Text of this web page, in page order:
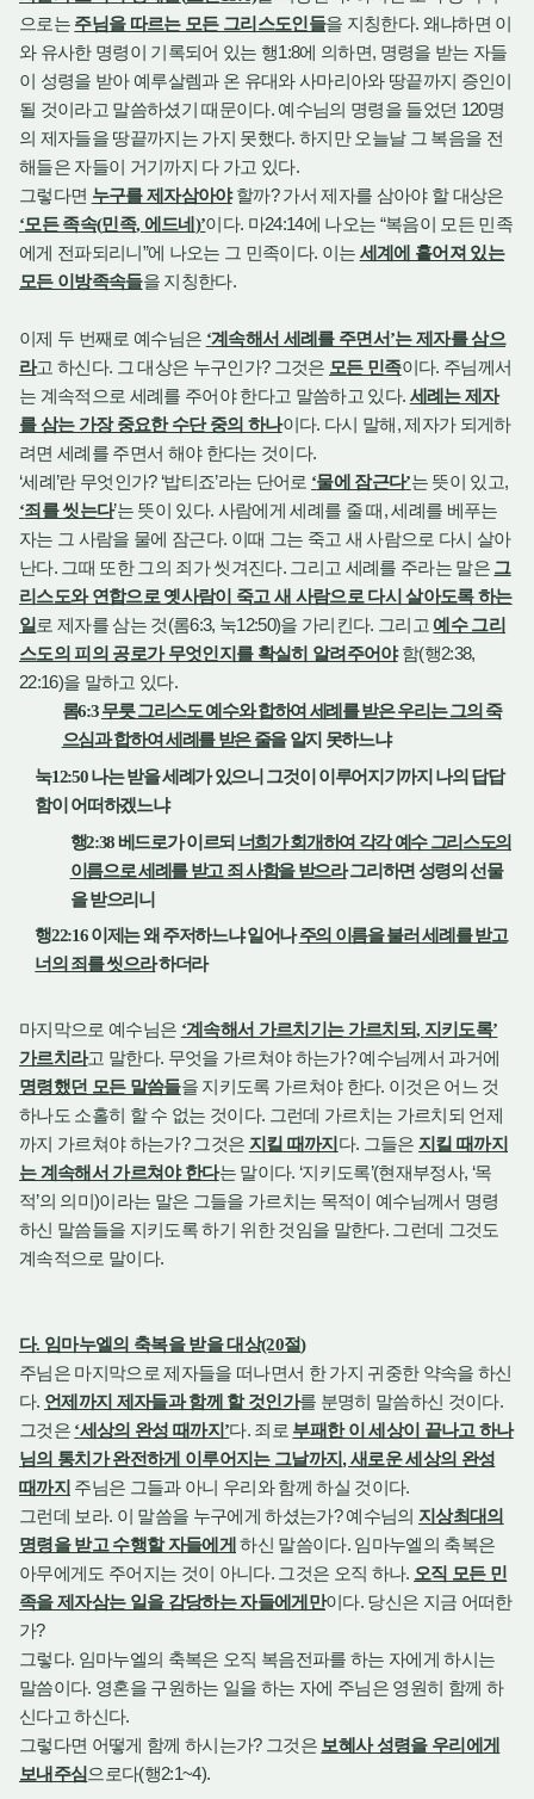
으로는 주님을 따르는 모든 그리스도인들을 지칭한다. 왜냐하면 이
와 유사한 명령이 기록되어 있는 행1:8에 의하면, 명령을 받는 자들
이 성령을 받아 예루살렘과 온 유대와 사마리아와 땅끝까지 증인이
될 것이라고 말씀하셨기 때문이다. 예수님의 명령을 들었던 120명
의 제자들을 땅끝까지는 가지 못했다.하지만 오늘날 그 복음을 전
해들은 자들이 거기까지 다 가고 있다.
그렇다면 누구를 제자삼아야 할까?가서 제자를 삼아야 할 대상은
‘모든 족속(민족, 에드네 )’이다. 마24:14에 나오는 “복음이 모든 민족
에게 전파되리니 ”에 나오는 그 민족이다. 이는 세계에 흩어져 있는
모든 이방족속들을 지칭한다.
이제 두 번째로 예수님은 ‘계속해서 세례를 주면서’는 제자를 삼으
라고 하신다. 그 대상은 누구인가? 그것은 모든 민족이다. 주님께서
는 계속적으로 세례를 주어야 한다고 말씀하고 있다. 세례는 제자
를 삼는 가장 중요한 수단 중의 하나이다. 다시 말해 ,제자가 되게하
려면 세례를 주면서 해야 한다는 것이다.
‘세례 ’란 무엇인가? ‘밥티죠’라는 단어로 ‘물에 잠근다’는 뜻이 있고,
‘죄를 씻는다’는 뜻이 있다. 사람에게 세례를 줄 때 ,세례를 베푸는
자는 그 사람을 물에 잠근다. 이때 그는 죽고 새 사람으로 다시 살아
난다. 그때 또한 그의 죄가 씻겨진다. 그리고 세례를 주라는 말은 그
리스도와 연합으로 옛사람이 죽고 새 사람으로 다시 살아도록 하는
일로 제자를 삼는 것(롬6:3, 눅12:50)을 가리킨다. 그리고 예수 그리
스도의 피의 공로가 무엇인지를 확실히 알려주어야 함(행2:38,
22:16)을 말하고 있다.
롬6:3무릇 그리스도 예수와 합하여 세례를 받은 우리는 그의 죽
으심과 합하여 세례를 받은 줄을 알지 못하느냐
눅12:50나는 받을 세례가 있으니 그것이 이루어지기까지 나의 답답
함이 어떠하겠느냐
행2:38 베드로가 이르되 너희가 회개하여 각각 예수 그리스도의
이름으로 세례를 받고 죄 사함을 받으라 그리하면 성령의 선물
을 받으리니
행22:16이제는 왜 주저하느냐 일어나주의 이름을 불러 세례를 받고
너의 죄를 씻으라하더라
마지막으로 예수님은 ‘계속해서 가르치기는 가르치되, 지키도록’
가르치라고 말한다. 무엇을 가르쳐야 하는가?예수님께서 과거에
명령했던 모든 말씀들을 지키도록 가르쳐야 한다. 이것은 어느 것
하나도 소홀히 할 수 없는 것이다. 그런데 가르치는 가르치되 언제
까지 가르쳐야 하는가? 그것은 지킬 때까지 다. 그들은 지킬 때까지
는 계속해서 가르쳐야 한다는 말이다. ‘지키도록’(현재부정사, ‘목
적’의 의미)이라는 말은 그들을 가르치는 목적이 예수님께서 명령
하신 말씀들을 지키도록 하기 위한 것임을 말한다. 그런데 그것도
계속적으로 말이다.
다. 임마누엘의 축복을 받을 대상(20절)
주님은 마지막으로 제자들을 떠나면서 한 가지 귀중한 약속을 하신
다. 언제까지 제자들과 함께 할 것인가를 분명히 말씀하신 것이다.
그것은 ‘세상의 완성 때까지 ’다. 죄로 부패한 이 세상이 끝나고 하나
님의 통치가 완전하게 이루어지는 그날까지 ,새로운 세상의 완성
때까지 주님은 그들과 아니 우리와 함께 하실 것이다.
그런데 보라. 이 말씀을 누구에게 하셨는가?예수님의 지상최대의
명령을 받고 수행할 자들에게 하신 말씀이다. 임마누엘의 축복은
아무에게도 주어지는 것이 아니다. 그것은 오직 하나. 오직 모든 민
족을 제자삼는 일을 감당하는 자들에게만이다. 당신은 지금 어떠한
가?
그렇다. 임마누엘의 축복은 오직 복음전파를 하는 자에게 하시는
말씀이다. 영혼을 구원하는 일을 하는 자에 주님은 영원히 함께 하
신다고 하신다.
그렇다면 어떻게 함께 하시는가? 그것은 보혜사 성령을 우리에게
보내주심 으로다(행2:1~4).